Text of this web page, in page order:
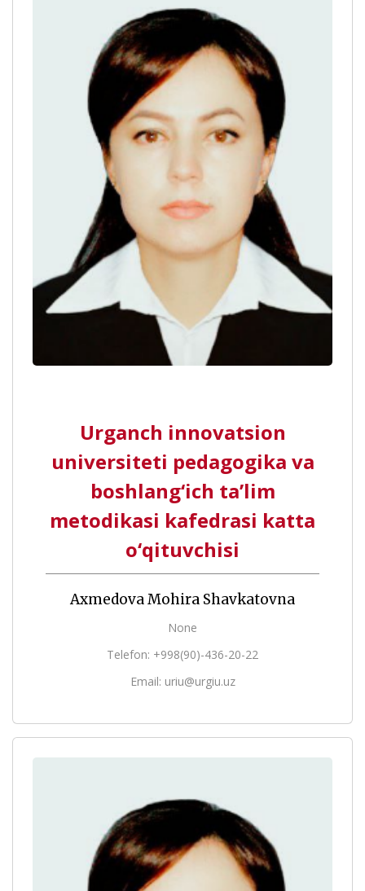
Urganch innovatsion
universiteti pedagogika va
boshlang‘ich ta’lim
metodikasi kafedrasi katta
o‘qituvchisi
Axmedova Mohira Shavkatovna
None
Telefon: +998(90)-436-20-22
Email: uriu@urgiu.uz